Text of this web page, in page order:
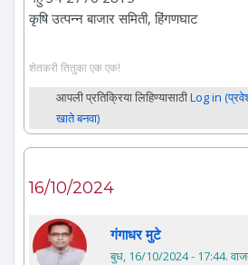
कृषि उत्पन्न बाजार समिती, हिंगणघाट
शेतकरी तितुका एक एक!
आपली प्रतिक्रिया लिहिण्यासाठीLog in
खाते बनवा)
16/10/2024
गंगाधर मुटे
बुध, 16/10/2024 - 17:44.